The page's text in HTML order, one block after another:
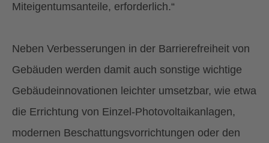
Miteigentumsanteile, erforderlich.“
Neben Verbesserungen in der Barrierefreiheit von
Gebäuden werden damit auch sonstige wichtige
Gebäudeinnovationen leichter umsetzbar, wie etwa
die Errichtung von Einzel-Photovoltaikanlagen,
modernen Beschattungsvorrichtungen oder den